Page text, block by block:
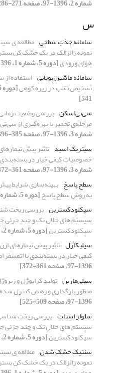
شماره 2، 1396-97، صفحه 271-286]
س
سامانه جذب سطحی مطالعه ی
نمونه زالزالک در یک خشک کن
هوای ورودی[دوره 5، شماره 1، 1396-97، صفحه 107-122]
سامانه ماشین بویایی استفاده از
تشخیص تقلب در زیره کوهی
541]
سی‌تی‌اسکن بررسی وضعیت
مرحله‌ی تخمیر با بهره‌گیری از
شماره 3، 1396-97، صفحه 385-396]
سیتریک اسید تاثیر پیش
خصوصیات کیفی خیار در
شماره 3، 1396-97، صفحه 361-372]
سطح پاسخ بهینه‌سازی شرایط
به روش سطح پاسخ[دوره 5، شماره 3، 1396-97، صفحه 415-426]
سیکلودکسترین بررسی ریخت
سیستم های حلال تک و چند جزئی
سیکلودکسترین[دوره 5، شماره 2، 1396-97، صفحه 189-202]
سیلیکاژل تاثیر پیش تیمارهای
کیفی خیار در بسته‌بندی با
1396-97، صفحه 361-372]
سیلی‌مارین تولید کرایوژل و
منظور بارگذاری و رهش کنترل
1396-97، صفحه 509-525]
سلولز استات بررسی ریخت شناسی
سیستم های حلال تک و چند جزئی
سیکلودکسترین[دوره 5، شماره 2، 1396-97، صفحه 189-202]
سنتیک خشک شدن مطالعه ی
نمونه زالزالک در یک خشک کن